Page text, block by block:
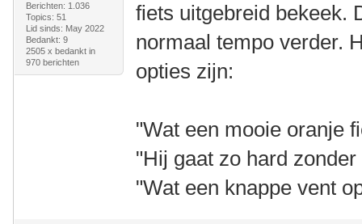
Berichten: 1.036
Topics: 51
Lid sinds: May 2022
Bedankt: 9
2505 x bedankt in
970 berichten
fiets uitgebreid bekeek.
normaal tempo verder.
opties zijn:
"Wat een mooie oranje
"Hij gaat zo hard
"Wat een knappe vent